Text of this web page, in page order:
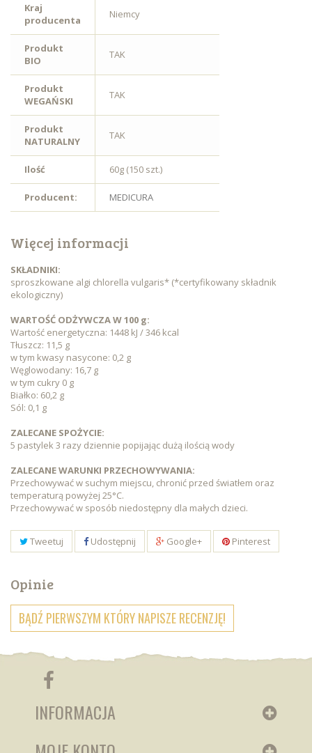
Kraj
producenta
Niemcy
Produkt
BIO
TAK
Produkt
WEGAŃSKI
TAK
Produkt
NATURALNY
TAK
Ilość 60g (150 szt.)
Producent: MEDICURA
Więcej informacji
SKŁADNIKI:
sproszkowane algi chlorella vulgaris* (*certyfikowany składnik
ekologiczny)
WARTOŚĆ ODŻYWCZA W 100 g:
Wartość energetyczna: 1448 kJ / 346 kcal
Tłuszcz: 11,5 g
w tym kwasy nasycone: 0,2 g
Węglowodany: 16,7 g
w tym cukry 0 g
Białko: 60,2 g
Sól: 0,1 g
ZALECANE SPOŻYCIE:
5 pastylek 3 razy dziennie popijając dużą ilością wody
ZALECANE WARUNKI PRZECHOWYWANIA:
Przechowywać w suchym miejscu, chronić przed światłem oraz
temperaturą powyżej 25°C.
Przechowywać w sposób niedostępny dla małych dzieci.
Tweetuj Udostępnij Google+ Pinterest
Opinie
BĄDŹ PIERWSZYM KTÓRY NAPISZE RECENZJĘ!
INFORMACJA